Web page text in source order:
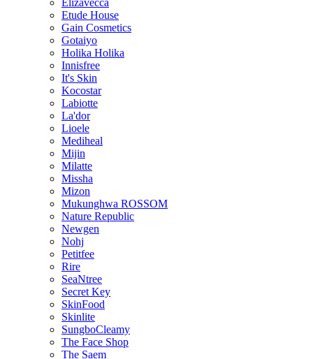
Elizavecca
Etude House
Gain Cosmetics
Gotaiyo
Holika Holika
Innisfree
It's Skin
Kocostar
Labiotte
La'dor
Lioele
Mediheal
Mijin
Milatte
Missha
Mizon
Mukunghwa ROSSOM
Nature Republic
Newgen
Nohj
Petitfee
Rire
SeaNtree
Secret Key
SkinFood
Skinlite
SungboCleamy
The Face Shop
The Saem